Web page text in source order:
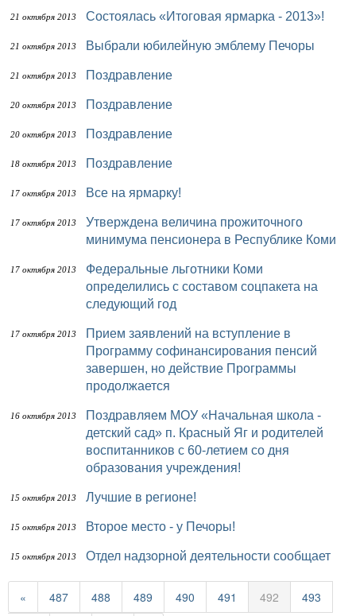
21 октября 2013 Состоялась «Итоговая ярмарка - 2013»!
21 октября 2013 Выбрали юбилейную эмблему Печоры
21 октября 2013 Поздравление
20 октября 2013 Поздравление
20 октября 2013 Поздравление
18 октября 2013 Поздравление
17 октября 2013 Все на ярмарку!
17 октября 2013
Утверждена величина прожиточного
минимума пенсионера в Республике Коми
17 октября 2013
Федеральные льготники Коми
определились с составом соцпакета на
следующий год
17 октября 2013
Прием заявлений на вступление в
Программу софинансирования пенсий
завершен, но действие Программы
продолжается
16 октября 2013
Поздравляем МОУ «Начальная школа -
детский сад» п. Красный Яг и родителей
воспитанников с 60-летием со дня
образования учреждения!
15 октября 2013 Лучшие в регионе!
15 октября 2013 Второе место - у Печоры!
15 октября 2013 Отдел надзорной деятельности сообщает
« 487 488 489 490 491 492 493